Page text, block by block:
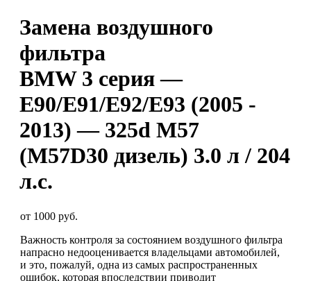
Замена воздушного
фильтра
BMW 3 серия —
E90/E91/E92/E93 (2005 -
2013) — 325d M57
(M57D30 дизель) 3.0 л / 204
л.с.
от 1000 руб.
Важность контроля за состоянием воздушного фильтра
напрасно недооценивается владельцами автомобилей,
и это, пожалуй, одна из самых распространенных
ошибок, которая впоследствии приводит